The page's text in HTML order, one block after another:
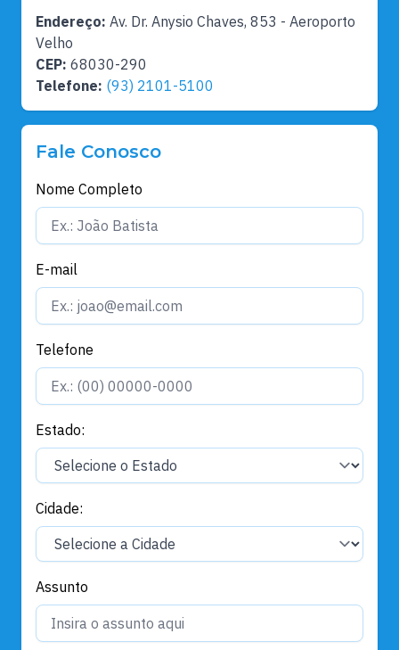
Endereço: Av. Dr. Anysio Chaves, 853 - Aeroporto
Velho
CEP: 68030-290
Telefone: (93) 2101-5100
Fale Conosco
Nome Completo
E-mail
Telefone
Estado:
Cidade:
Assunto